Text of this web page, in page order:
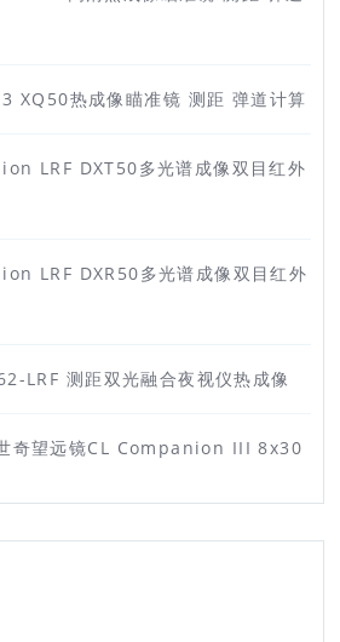
XQ50热成像瞄准镜 测距 弹道计算
LRF DXT50多光谱成像双目红外
LRF DXR50多光谱成像双目红外
LRF 测距双光融合夜视仪热成像
奇望远镜CL Companion III 8x30